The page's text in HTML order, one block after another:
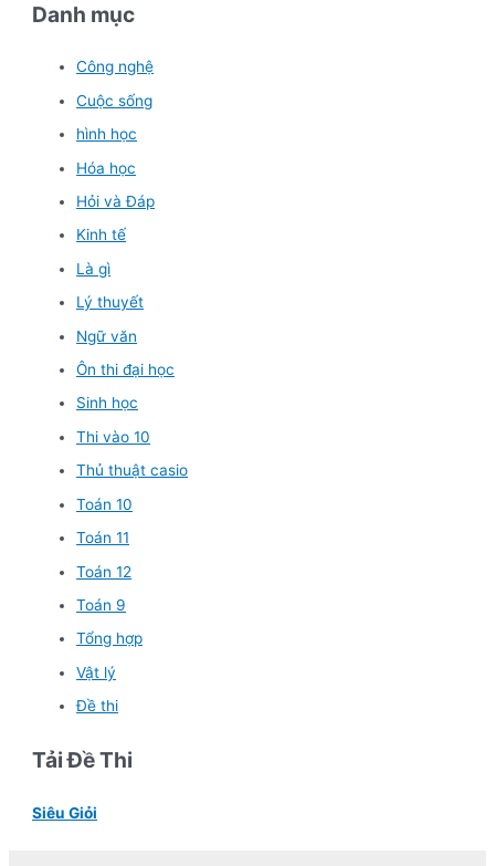
Danh mục
Công nghệ
Cuộc sống
hình học
Hóa học
Hỏi và Đáp
Kinh tế
Là gì
Lý thuyết
Ngữ văn
Ôn thi đại học
Sinh học
Thi vào 10
Thủ thuật casio
Toán 10
Toán 11
Toán 12
Toán 9
Tổng hợp
Vật lý
Đề thi
Tải Đề Thi
Siêu Giỏi